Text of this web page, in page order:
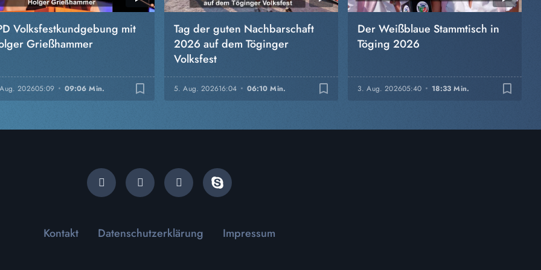
Volksfestkundgebung mit
Grießhammer
202605:09 09:06 Min. bookmark_border
Tag der guten Nachbarschaft
2026 auf dem Töginger
Volksfest
5. Aug. 202616:04 06:10 Min. bookmark_border
Der Weißblaue Stammtisch in
Töging 2026
3. Aug. 202605:40 18:33 Min. bookmark_border
Kontakt Datenschutzerklärung Impressum